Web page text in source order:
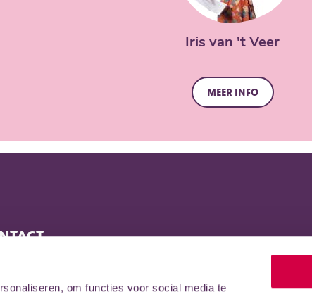
om functies voor social media te
Iris van 't Veer
Meer info
EA, Amersfoort